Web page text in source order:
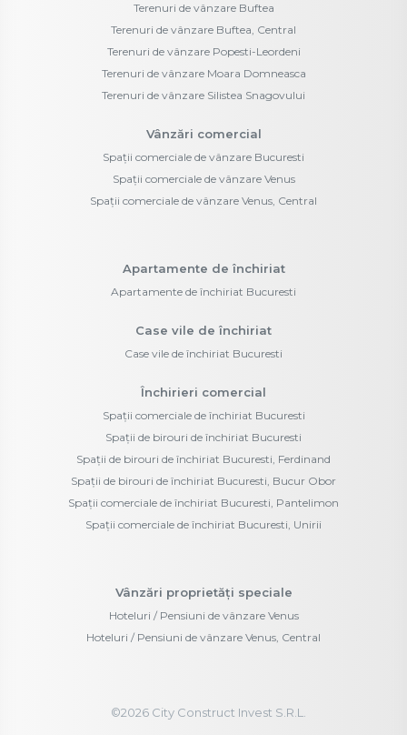
Terenuri de vânzare Buftea
Terenuri de vânzare Buftea, Central
Terenuri de vânzare Popesti-Leordeni
Terenuri de vânzare Moara Domneasca
Terenuri de vânzare Silistea Snagovului
Vânzări comercial
Spații comerciale de vânzare Bucuresti
Spații comerciale de vânzare Venus
Spații comerciale de vânzare Venus, Central
Apartamente de închiriat
Apartamente de închiriat Bucuresti
Case vile de închiriat
Case vile de închiriat Bucuresti
Închirieri comercial
Spații comerciale de închiriat Bucuresti
Spații de birouri de închiriat Bucuresti
Spații de birouri de închiriat Bucuresti, Ferdinand
Spații de birouri de închiriat Bucuresti, Bucur Obor
Spații comerciale de închiriat Bucuresti, Pantelimon
Spații comerciale de închiriat Bucuresti, Unirii
Vânzări proprietăți speciale
Hoteluri / Pensiuni de vânzare Venus
Hoteluri / Pensiuni de vânzare Venus, Central
©2026City Construct Invest S.R.L.